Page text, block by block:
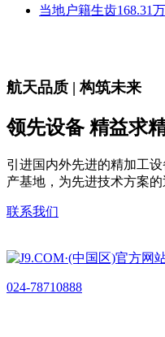
当地户籍生齿168.31
航天品质 | 构筑未来
领先设备 精益求
引进国内外先进的精加工
产基地，为先进技术方案
联系我们
024-78710888